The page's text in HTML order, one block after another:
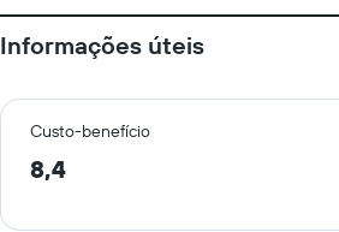
Informações úteis
Custo-benefício
8,4